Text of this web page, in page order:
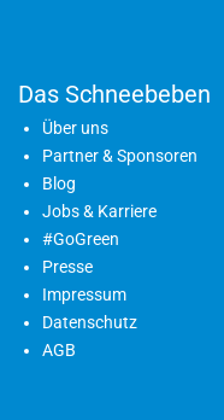
Das Schneebeben
Über uns
Partner & Sponsoren
Blog
Jobs & Karriere
#GoGreen
Presse
Impressum
Datenschutz
AGB